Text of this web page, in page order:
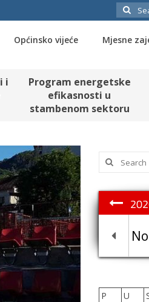
Search
for:
Općinsko vijeće Mjesne
i
Program energetske
efikasnosti u
stambenom sektoru
Search
for:
P
U